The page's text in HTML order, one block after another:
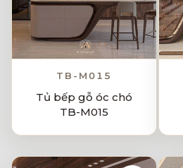
TB-M015
Tủ bếp gỗ óc chó
TB-M015